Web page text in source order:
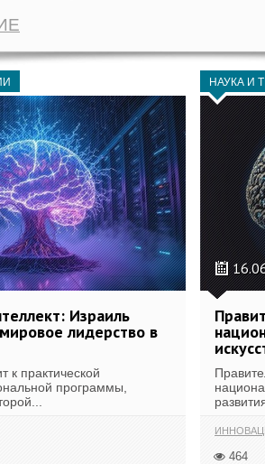
Израиль
лидерство в
к практической
программы,
НАУКА И
464